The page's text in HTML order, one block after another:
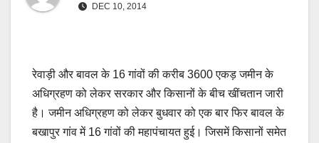
DEC 10, 2014
रेवाड़ी और बावल के 16 गांवों की करीब 3600 एकड़ जमीन के
अधिग्रहण को लेकर सरकार और किसानों के बीच खींचतान जारी
है। जमीन अधिग्रहण को लेकर बुधवार को एक बार फिर बावल के
बखापुर गांव में 16 गांवों की महापंचायत हुई। जिसमें किसानों समेत